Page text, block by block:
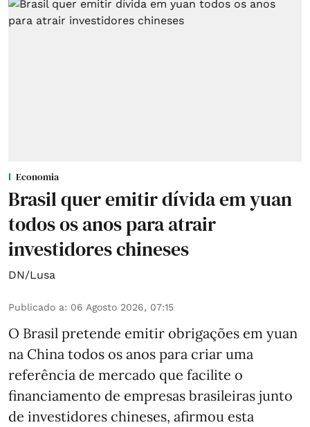
Economia
Brasil quer emitir dívida em yuan
todos os anos para atrair
investidores chineses
DN/Lusa
Publicado a: 06 Agosto 2026, 07:15
O Brasil pretende emitir obrigações em yuan
na China todos os anos para criar uma
referência de mercado que facilite o
financiamento de empresas brasileiras junto
de investidores chineses, afirmou esta